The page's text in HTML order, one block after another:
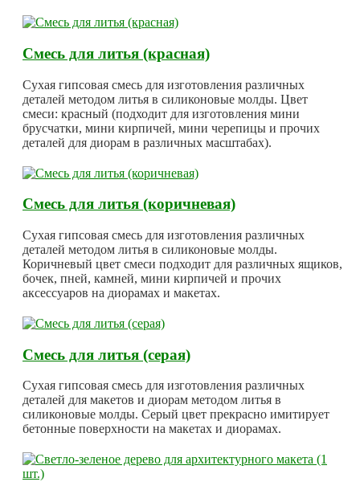
Смесь для литья (красная)
Сухая гипсовая смесь для изготовления различных
деталей методом литья в силиконовые молды. Цвет
смеси: красный (подходит для изготовления мини
брусчатки, мини кирпичей, мини черепицы и прочих
деталей для диорам в различных масштабах).
Смесь для литья (коричневая)
Сухая гипсовая смесь для изготовления различных
деталей методом литья в силиконовые молды.
Коричневый цвет смеси подходит для различных ящиков,
бочек, пней, камней, мини кирпичей и прочих
аксессуаров на диорамах и макетах.
Смесь для литья (серая)
Сухая гипсовая смесь для изготовления различных
деталей для макетов и диорам методом литья в
силиконовые молды. Серый цвет прекрасно имитирует
бетонные поверхности на макетах и диорамах.